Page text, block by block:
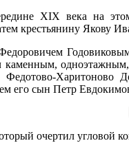
XIX века на этом
крестьянину Якову
Федотово-
его сын Петр
очертил угловой